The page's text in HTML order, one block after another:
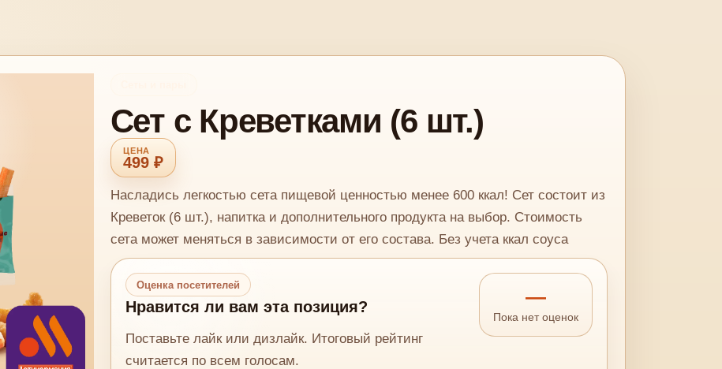
Сет с Креветками (6 шт.)
499 ₽
Насладись легкостью сета пищевой ценностью менее 600 ккал! Сет состоит из
Креветок (6 шт.), напитка и дополнительного продукта на выбор. Стоимость
сета может меняться в зависимости от его состава. Без учета ккал соуса
Оценка посетителей
Нравится ли вам эта позиция?
Поставьте лайк или дизлайк. Итоговый рейтинг
считается по всем голосам.
—
Пока нет оценок